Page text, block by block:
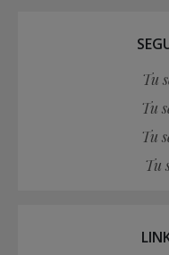
Tu
Tu
Tu
Tu